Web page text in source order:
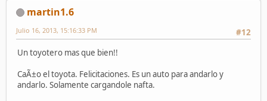
martin1.6
#12
Julio 16, 2013, 15:16:33 PM
Un toyotero mas que bien!!
CaÃ±o el toyota. Felicitaciones. Es un auto para andarlo y
andarlo. Solamente cargandole nafta.